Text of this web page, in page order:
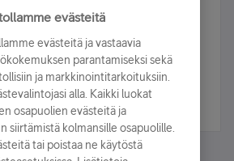
ja olet mukana arvonnassa.
evästeitä
evästeitä ja vastaavia
parantamiseksi sekä
ja markkinointitarkoituksiin.
alla. Kaikki luokat
osapuolien evästeitä ja
siirtämistä kolmansille osapuolille.
tai poistaa ne käytöstä